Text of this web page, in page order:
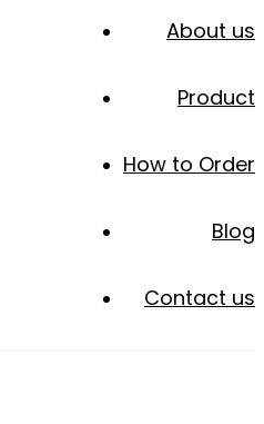
About us
Product
How to Order
Blog
Contact us